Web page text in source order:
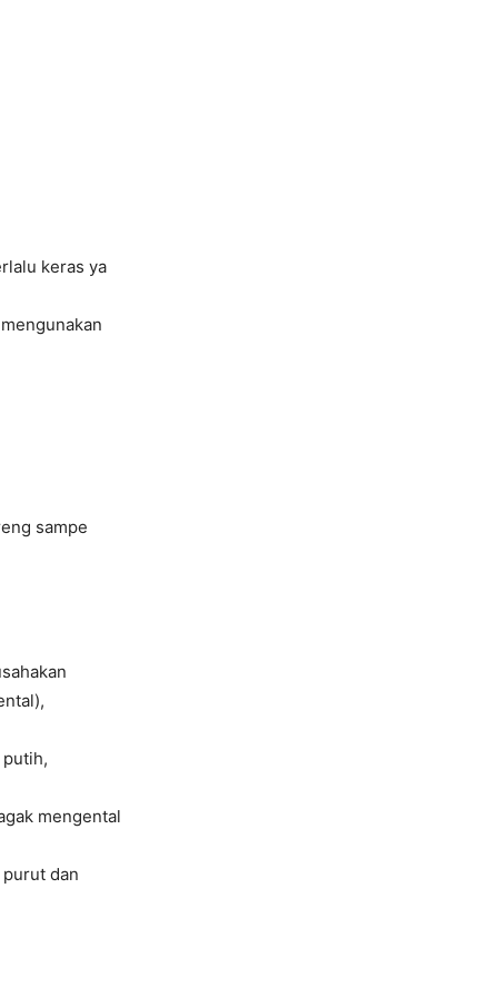
keras ya
sampe
mengental
dan